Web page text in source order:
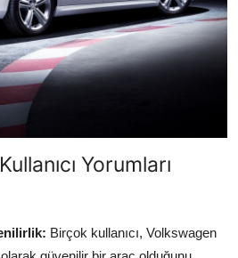
Yorumları
Birçok kullanıcı, Volkswagen